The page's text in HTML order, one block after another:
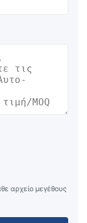
αρχείο μεγέθους